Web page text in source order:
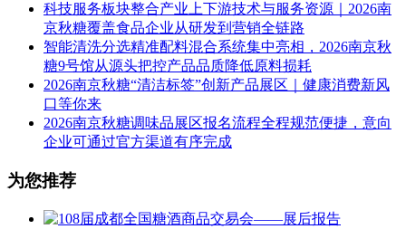
科技服务板块整合产业上下游技术与服务资源｜2026南
京秋糖覆盖食品企业从研发到营销全链路
智能清洗分选精准配料混合系统集中亮相，2026南京秋
糖9号馆从源头把控产品品质降低原料损耗
2026南京秋糖“清洁标签”创新产品展区｜健康消费新风
口等你来
2026南京秋糖调味品展区报名流程全程规范便捷，意向
企业可通过官方渠道有序完成
为您推荐